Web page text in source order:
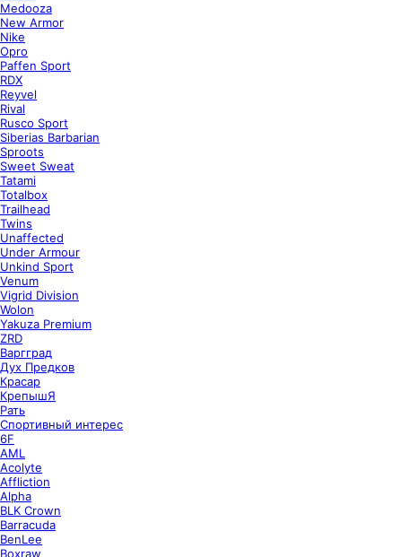
Medooza
New Armor
Nike
Opro
Paffen Sport
RDX
Reyvel
Rival
Rusco Sport
Siberias Barbarian
Sproots
Sweet Sweat
Tatami
Totalbox
Trailhead
Twins
Unaffected
Under Armour
Unkind Sport
Venum
Vigrid Division
Wolon
Yakuza Premium
ZRD
Варгград
Дух Предков
Красар
КрепышЯ
Рать
Спортивный интерес
6F
AML
Acolyte
Affliction
Alpha
BLK Crown
Barracuda
BenLee
Boxraw